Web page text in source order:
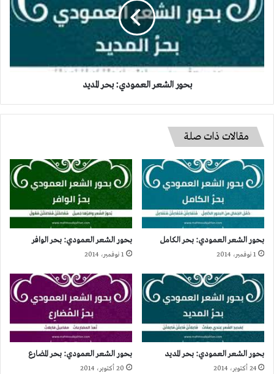
بحر
المديد
بحور الشعر العمودي: بحر المديد
مقالات ذات صلة
بحور الشعر العمودي: بحر الكامل
1 نوفمبر، 2014
بحور الشعر العمودي: بحر الوافر
1 نوفمبر، 2014
بحور الشعر العمودي: بحر المديد
24 أكتوبر، 2014
بحور الشعر العمودي: بحر المضارع
20 أكتوبر، 2014